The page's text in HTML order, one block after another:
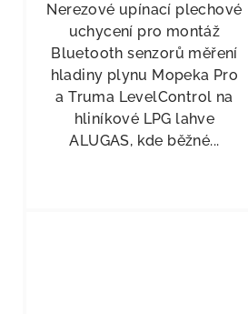
Nerezové upínací plechové
uchycení pro montáž
Bluetooth senzorů měření
hladiny plynu Mopeka Pro
a Truma LevelControl na
hliníkové LPG lahve
ALUGAS, kde běžné...